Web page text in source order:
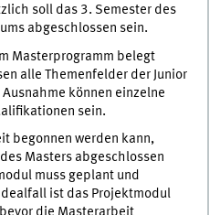
soll das 3. Semester des
abgeschlossen sein.
Masterprogramm belegt
alle Themenfelder der Junior
können einzelne
sein.
begonnen werden kann,
Masters abgeschlossen
muss geplant und
ist das Projektmodul